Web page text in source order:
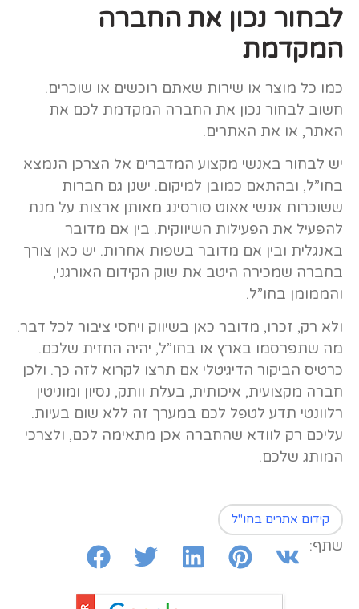
לבחור נכון את החברה
המקדמת
כמו כל מוצר או שירות שאתם רוכשים או שוכרים.
חשוב לבחור נכון את החברה המקדמת לכם את
האתר, או את האתרים.
יש לבחור באנשי מקצוע המדברים אל הצרכן הנמצא
בחו”ל, ובהתאם כמובן למיקום. ישנן גם חברות
ששוכרות אנשי אאוט סורסינג מאותן ארצות על מנת
להפעיל את הפעילות השיווקית. בין אם מדובר
באנגלית ובין אם מדובר בשפות אחרות. יש כאן צורך
בחברה שמכירה היטב את שוק הקידום האורגני,
והממומן בחו”ל.
ולא רק, זכרו, מדובר כאן בשיווק ויחסי ציבור לכל דבר.
מה שתפרסמו בארץ או בחו”ל, יהיה החזית שלכם.
כרטיס הביקור הדיגיטלי אם תרצו לקרוא לזה כך. ולכן
חברה מקצועית, איכותית, בעלת וותק, נסיון ומוניטין
רלוונטי תדע לטפל לכם במערך זה ללא שום בעיות.
עליכם רק לוודא שהחברה אכן מתאימה לכם, ולצרכי
המותג שלכם.
קידום אתרים בחו"ל
שתף: